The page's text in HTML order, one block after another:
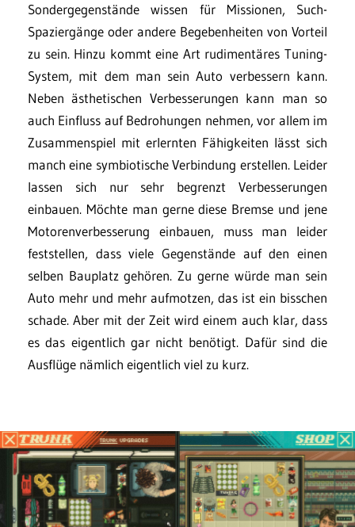
Sondergegenstände wissen für Missionen, Such-
Spaziergänge oder andere Begebenheiten von Vorteil
zu sein. Hinzu kommt eine Art rudimentäres Tuning-
System, mit dem man sein Auto verbessern kann.
Neben ästhetischen Verbesserungen kann man so
auch Einfluss auf Bedrohungen nehmen, vor allem im
Zusammenspiel mit erlernten Fähigkeiten lässt sich
manch eine symbiotische Verbindung erstellen. Leider
lassen sich nur sehr begrenzt Verbesserungen
einbauen. Möchte man gerne diese Bremse und jene
Motorenverbesserung einbauen, muss man leider
feststellen, dass viele Gegenstände auf den einen
selben Bauplatz gehören. Zu gerne würde man sein
Auto mehr und mehr aufmotzen, das ist ein bisschen
schade. Aber mit der Zeit wird einem auch klar, dass
es das eigentlich gar nicht benötigt. Dafür sind die
Ausflüge nämlich eigentlich viel zu kurz.